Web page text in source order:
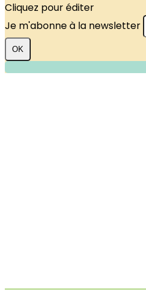
Cliquez pour éditer
Je m'abonne à la newsletter
OK